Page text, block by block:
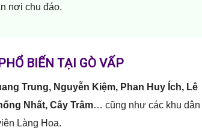
nơi chu đáo.
BIẾN TẠI GÒ VẤP
Trung, Nguyễn Kiệm, Phan Huy Ích, Lê
Nhất, Cây Trâm… cũng như các khu dân
Làng Hoa.